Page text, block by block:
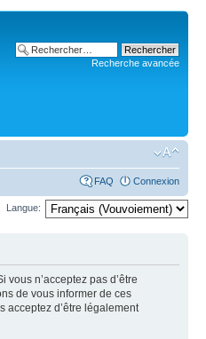
Recherche avancée
FAQ Connexion
Langue:
vous n’acceptez pas d’être
de vous informer de ces
acceptez d’être légalement